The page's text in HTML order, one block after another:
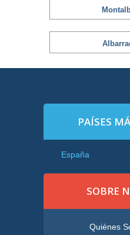
PAÍSES
España
SOBRE
Quiénes